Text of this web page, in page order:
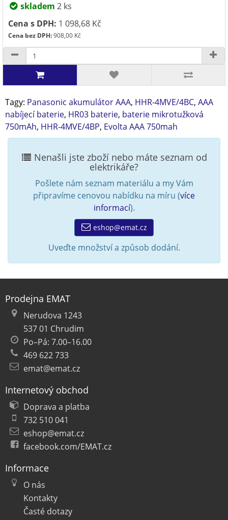
skladem 2 ks
Cena s DPH: 1 098,68 Kč
Cena bez DPH:908,00 Kč
Tagy: Panasonic akumulátor AAA, HHR-4MVE/4BC, AAA
nabíjecí baterie, HR03 baterie, baterie mikrotužková
750mAh, HHR-4MVE/4BP, Evolta AAA 750mah
Nenašli jste zboží nebo máte seznam od
elektrikáře?
Pošlete nám seznam materiálu a my Vám
připravíme cenovou nabídku na míru (více
informací).
eshop@emat.cz
Uveďte množství a způsob dodání.
Prodejna EMAT
Nerudova 1243
537 01 Chrudim
Po–Pá: 7.00–16.00
469 622 733
emat@emat.cz
Internetový obchod
Doprava a platba
732 510 041
eshop@emat.cz
facebook.com/EMAT.cz
Informace
O nás
Kontakty
Časté dotazy